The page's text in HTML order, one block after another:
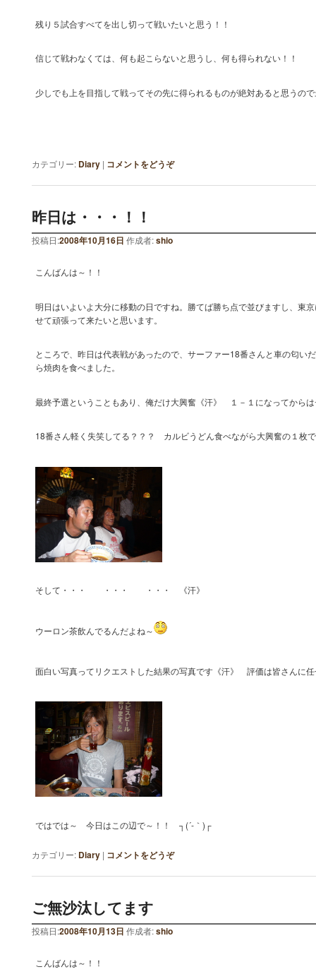
残り５試合すべてを出し切って戦いたいと思う！！
信じて戦わなくては、何も起こらないと思うし、何も得られない！！
少しでも上を目指して戦ってその先に得られるものが絶対あると思うの
カテゴリー: Diary | コメントをどうぞ
昨日は・・・！！
投稿日:2008年10月16日 作成者:shio
こんばんは～！！
明日はいよいよ大分に移動の日ですね。勝てば勝ち点で並びますし、東
せて頑張って来たいと思います。
ところで、昨日は代表戦があったので、サーファー18番さんと車の匂い
ら焼肉を食べました。
最終予選ということもあり、俺だけ大興奮《汗》 １－１になってから
18番さん軽く失笑してる？？？ カルビうどん食べながら大興奮の１枚
そして・・・ ・・・ ・・・ 《汗》
ウーロン茶飲んでるんだよね～
面白い写真ってリクエストした結果の写真です《汗》 評価は皆さんに
ではでは～ 今日はこの辺で～！！ ┐(´-｀)┌
カテゴリー: Diary | コメントをどうぞ
ご無沙汰してます
投稿日:2008年10月13日 作成者:shio
こんばんは～！！